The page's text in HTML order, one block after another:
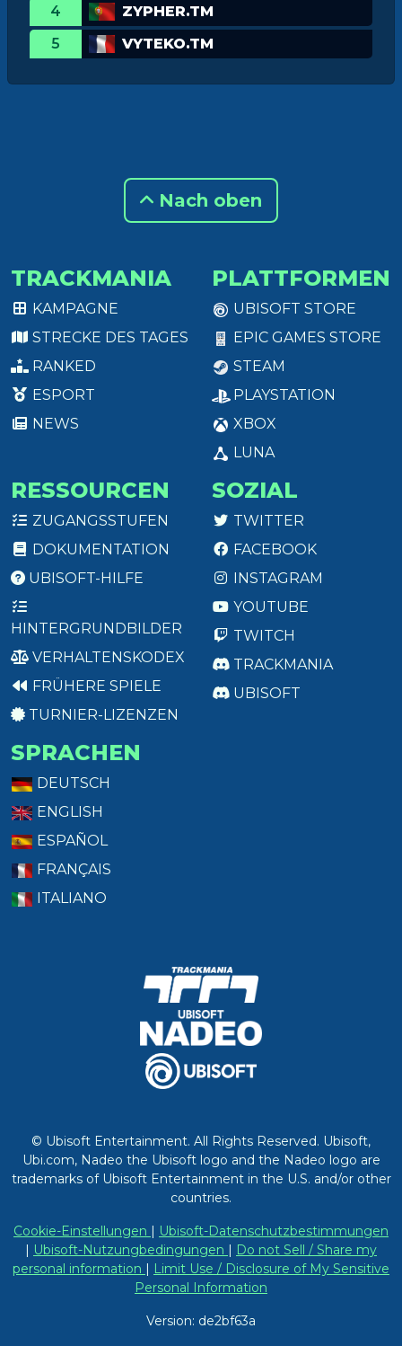
4
ZYPHER.TM
5
VYTEKO.TM
Nach oben
TRACKMANIA
KAMPAGNE
STRECKE DES TAGES
RANKED
ESPORT
NEWS
PLATTFORMEN
UBISOFT STORE
EPIC GAMES STORE
STEAM
PLAYSTATION
XBOX
LUNA
RESSOURCEN
ZUGANGSSTUFEN
DOKUMENTATION
UBISOFT-HILFE
HINTERGRUNDBILDER
VERHALTENSKODEX
FRÜHERE SPIELE
TURNIER-LIZENZEN
SOZIAL
TWITTER
FACEBOOK
INSTAGRAM
YOUTUBE
TWITCH
TRACKMANIA
UBISOFT
SPRACHEN
DEUTSCH
ENGLISH
ESPAÑOL
FRANÇAIS
ITALIANO
© Ubisoft Entertainment. All Rights Reserved. Ubisoft,
Ubi.com, Nadeo the Ubisoft logo and the Nadeo logo are
trademarks of Ubisoft Entertainment in the U.S. and/or other
countries.
Cookie-Einstellungen | Ubisoft-Datenschutzbestimmungen
| Ubisoft-Nutzungbedingungen | Do not Sell / Share my
personal information | Limit Use / Disclosure of My Sensitive
Personal Information
Version: de2bf63a